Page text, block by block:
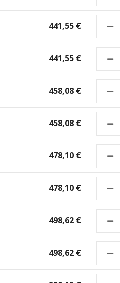
441,55 €
441,55 €
458,08 €
458,08 €
478,10 €
478,10 €
498,62 €
498,62 €